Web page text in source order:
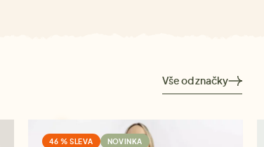
Vše od značky
46 % SLEVA NOVINKA